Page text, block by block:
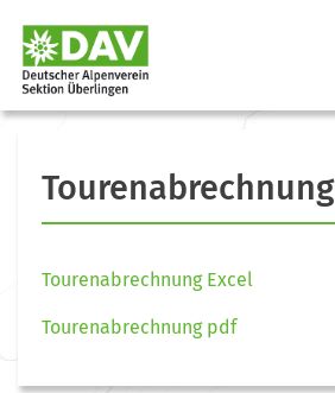
Tourenabrechnung
Tourenabrechnung Excel
Tourenabrechnung pdf